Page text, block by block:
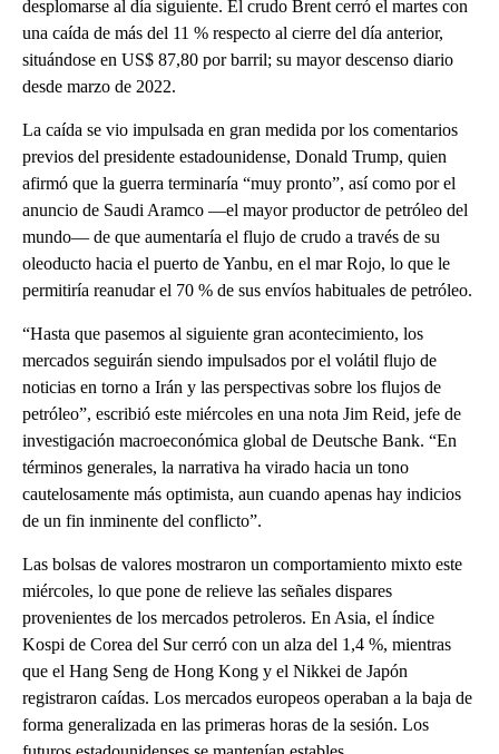
desplomarse al día siguiente. El crudo Brent cerró el martes con
una caída de más del 11 % respecto al cierre del día anterior,
situándose en US$ 87,80 por barril; su mayor descenso diario
desde marzo de 2022.
La caída se vio impulsada en gran medida por los comentarios
previos del presidente estadounidense, Donald Trump, quien
afirmó que la guerra terminaría “muy pronto”, así como por el
anuncio de Saudi Aramco —el mayor productor de petróleo del
mundo— de que aumentaría el flujo de crudo a través de su
oleoducto hacia el puerto de Yanbu, en el mar Rojo, lo que le
permitiría reanudar el 70 % de sus envíos habituales de petróleo.
“Hasta que pasemos al siguiente gran acontecimiento, los
mercados seguirán siendo impulsados ​​por el volátil flujo de
noticias en torno a Irán y las perspectivas sobre los flujos de
petróleo”, escribió este miércoles en una nota Jim Reid, jefe de
investigación macroeconómica global de Deutsche Bank. “En
términos generales, la narrativa ha virado hacia un tono
cautelosamente más optimista, aun cuando apenas hay indicios
de un fin inminente del conflicto”.
Las bolsas de valores mostraron un comportamiento mixto este
miércoles, lo que pone de relieve las señales dispares
provenientes de los mercados petroleros. En Asia, el índice
Kospi de Corea del Sur cerró con un alza del 1,4 %, mientras
que el Hang Seng de Hong Kong y el Nikkei de Japón
registraron caídas. Los mercados europeos operaban a la baja de
forma generalizada en las primeras horas de la sesión. Los